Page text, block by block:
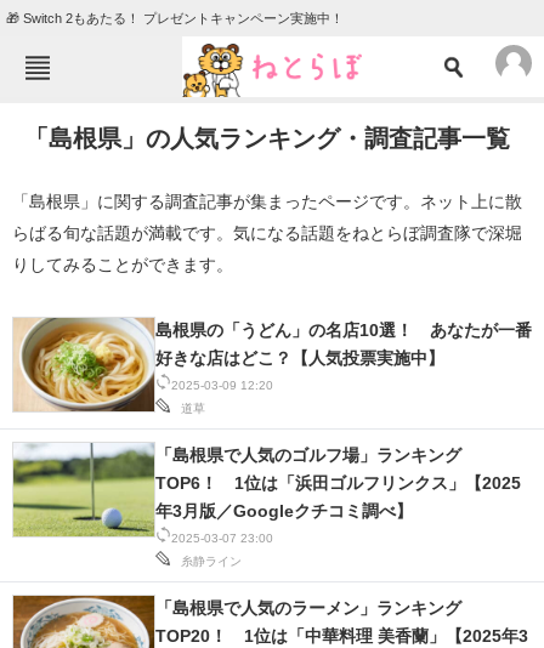
🎁 Switch 2もあたる！ プレゼントキャンペーン実施中！
TOP ニュース
グルメ 地域
動物 リサーチ
会員記事
メディア
注目記事を集めた総合ページ
ITの今と未来を見通す
スマホと通信の最新トレンド
進化するPCとデバイスの未来
「島根県」の人気ランキング・調査記事一覧
「島根県」に関する調査記事が集まったページです。ネット上に散
らばる旬な話題が満載です。気になる話題をねとらぼ調査隊で深堀
りしてみることができます。
2025-03-09 12:20
道草
島根県の「うどん」の名店10選！ あなたが一番
好きな店はどこ？【人気投票実施中】
2025-03-07 23:00
糸静ライン
「島根県で人気のゴルフ場」ランキング
TOP6！ 1位は「浜田ゴルフリンクス」【2025
年3月版／Googleクチコミ調べ】
「島根県で人気のラーメン」ランキング
TOP20！ 1位は「中華料理 美香蘭」【2025年3